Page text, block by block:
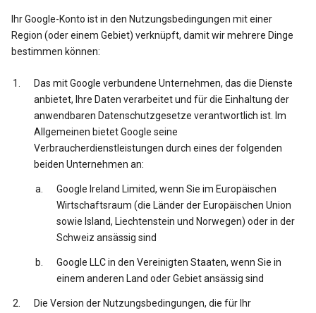
Ihr Google-Konto ist in den Nutzungsbedingungen mit einer
Region (oder einem Gebiet) verknüpft, damit wir mehrere Dinge
bestimmen können:
Das mit Google verbundene Unternehmen, das die Dienste
anbietet, Ihre Daten verarbeitet und für die Einhaltung der
anwendbaren Datenschutzgesetze verantwortlich ist. Im
Allgemeinen bietet Google seine
Verbraucherdienstleistungen durch eines der folgenden
beiden Unternehmen an:
Google Ireland Limited, wenn Sie im Europäischen
Wirtschaftsraum (die Länder der Europäischen Union
sowie Island, Liechtenstein und Norwegen) oder in der
Schweiz ansässig sind
Google LLC in den Vereinigten Staaten, wenn Sie in
einem anderen Land oder Gebiet ansässig sind
Die Version der Nutzungsbedingungen, die für Ihr